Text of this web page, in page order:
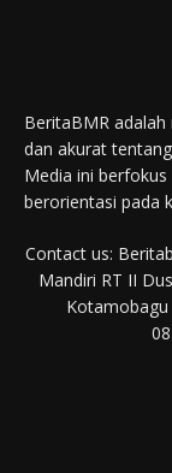
BeritaBMR
dan akurat
Media ini
berorientasi pada
Contact us:
Mandiri RT II